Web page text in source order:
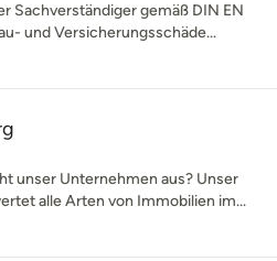
Sachverständiger gemäß DIN EN
und Versicherungsschäde...
unser Unternehmen aus? Unser
alle Arten von Immobilien im...